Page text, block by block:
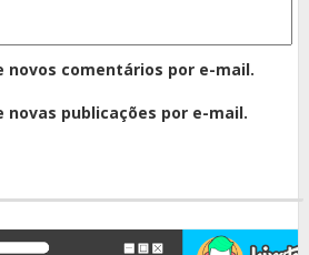
novos comentários por e-mail.
publicações por e-mail.